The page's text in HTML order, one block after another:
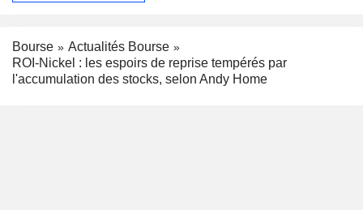
Bourse
Actualités Bourse
ROI-Nickel : les espoirs de reprise tempérés par
l'accumulation des stocks, selon Andy Home